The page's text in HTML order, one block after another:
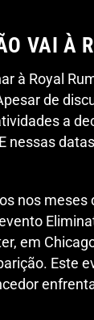
VAI À
à Royal
de
a
nessas
nos meses
em
Este